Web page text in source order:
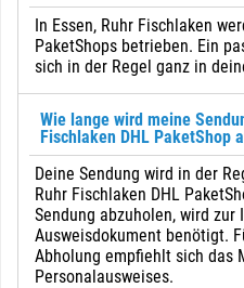
In Essen, Ruhr Fischlaken
PaketShops betrieben. Ein
sich in der Regel ganz in
Wie lange wird meine
Fischlaken DHL PaketShop
Deine Sendung wird in der
Ruhr Fischlaken DHL
Sendung abzuholen, wird zur
Ausweisdokument benötigt.
Abholung empfiehlt sich das
Personalausweises.